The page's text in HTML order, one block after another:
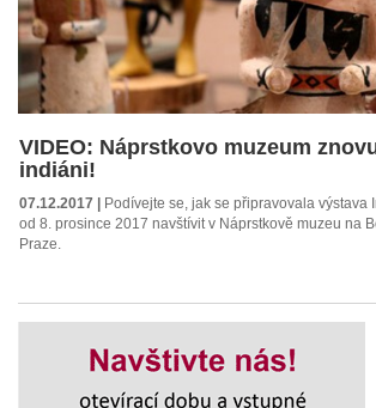
VIDEO: Náprstkovo muzeum
indiáni!
07.12.2017 |
Podívejte se, jak se připravovala výstava
od 8. prosince 2017 navštívit v Náprstkově muzeu na
Praze.